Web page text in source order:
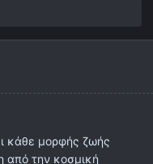
κάθε μορφής ζωής
από την κοσμική